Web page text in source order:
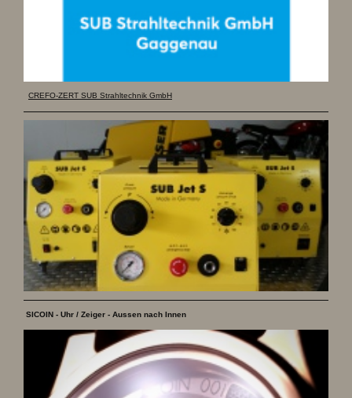
CREFO-ZERT SUB Strahltechnik GmbH
SICOIN - Uhr / Zeiger - Aussen nach Innen